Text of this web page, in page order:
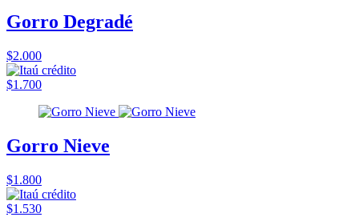
Gorro Degradé
$2.000
$1.700
Gorro Nieve
$1.800
$1.530